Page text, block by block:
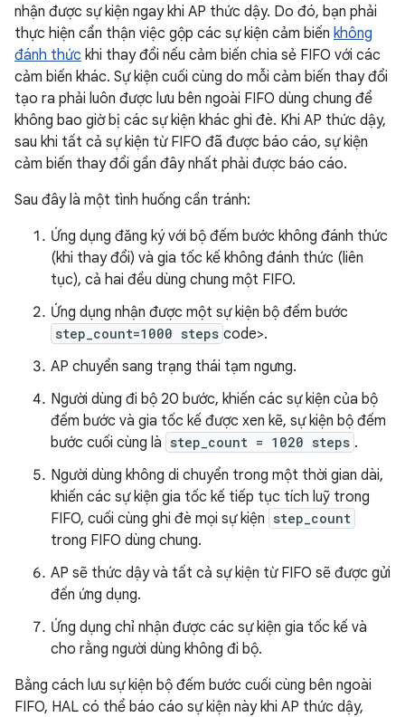
nhận được sự kiện ngay khi AP thức dậy. Do đó, bạn phải
thực hiện cẩn thận việc gộp các sự kiện cảm biến không
đánh thức khi thay đổi nếu cảm biến chia sẻ FIFO với các
cảm biến khác. Sự kiện cuối cùng do mỗi cảm biến thay đổi
tạo ra phải luôn được lưu bên ngoài FIFO dùng chung để
không bao giờ bị các sự kiện khác ghi đè. Khi AP thức dậy,
sau khi tất cả sự kiện từ FIFO đã được báo cáo, sự kiện
cảm biến thay đổi gần đây nhất phải được báo cáo.
Sau đây là một tình huống cần tránh:
Ứng dụng đăng ký với bộ đếm bước không đánh thức
(khi thay đổi) và gia tốc kế không đánh thức (liên
tục), cả hai đều dùng chung một FIFO.
Ứng dụng nhận được một sự kiện bộ đếm bước
step_count=1000 steps code>.
AP chuyển sang trạng thái tạm ngưng.
Người dùng đi bộ 20 bước, khiến các sự kiện của bộ
đếm bước và gia tốc kế được xen kẽ, sự kiện bộ đếm
bước cuối cùng là step_count = 1020 steps .
Người dùng không di chuyển trong một thời gian dài,
khiến các sự kiện gia tốc kế tiếp tục tích luỹ trong
FIFO, cuối cùng ghi đè mọi sự kiện step_count
trong FIFO dùng chung.
AP sẽ thức dậy và tất cả sự kiện từ FIFO sẽ được gửi
đến ứng dụng.
Ứng dụng chỉ nhận được các sự kiện gia tốc kế và
cho rằng người dùng không đi bộ.
Bằng cách lưu sự kiện bộ đếm bước cuối cùng bên ngoài
FIFO, HAL có thể báo cáo sự kiện này khi AP thức dậy,